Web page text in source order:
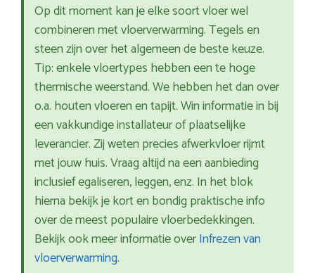
Op dit moment kan je elke soort vloer wel
combineren met vloerverwarming. Tegels en
steen zijn over het algemeen de beste keuze.
Tip: enkele vloertypes hebben een te hoge
thermische weerstand. We hebben het dan over
o.a. houten vloeren en tapijt. Win informatie in bij
een vakkundige installateur of plaatselijke
leverancier. Zij weten precies afwerkvloer rijmt
met jouw huis. Vraag altijd na een aanbieding
inclusief egaliseren, leggen, enz. In het blok
hierna bekijk je kort en bondig praktische info
over de meest populaire vloerbedekkingen.
Bekijk ook meer informatie overInfrezen van
vloerverwarming.